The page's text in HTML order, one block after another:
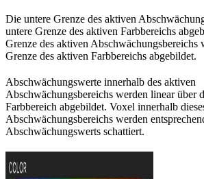
Die untere Grenze des aktiven
untere Grenze des aktiven Farbbereichs
Grenze des aktiven Abschwächungsbereichs
Grenze des aktiven Farbbereichs abgebildet.
Abschwächungswerte innerhalb des aktiven
Abschwächungsbereichs werden linear über
Farbbereich abgebildet. Voxel innerhalb
Abschwächungsbereichs werden
Abschwächungswerts schattiert.